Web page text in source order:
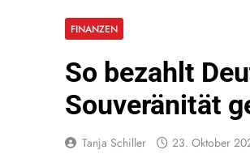
FINANZEN
So bezahlt
Souveränität
Tanja Schiller 23. Oktober